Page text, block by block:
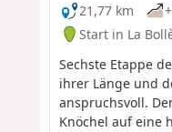
21,77 km
Start in La
Sechste Etappe
ihrer Länge und
anspruchsvoll.
Knöchel auf eine